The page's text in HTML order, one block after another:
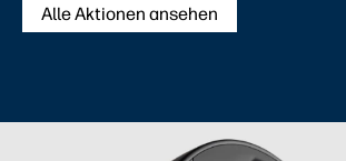
Alle Aktionen ansehen